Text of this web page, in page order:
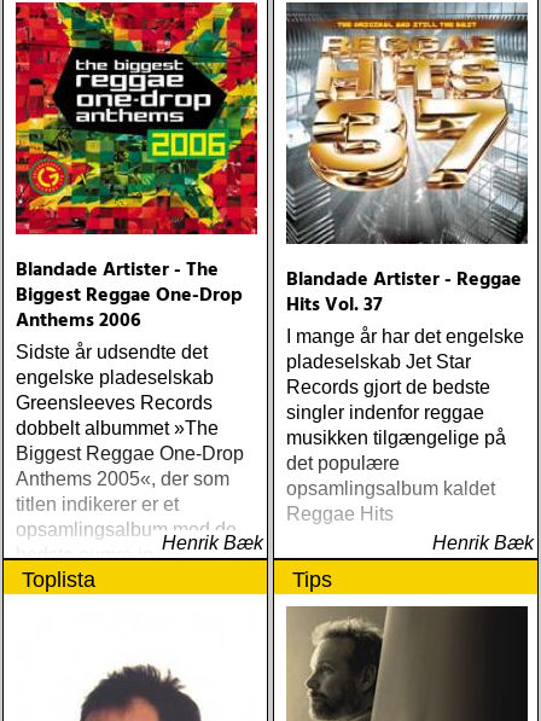
från en ung mans liv
Blandade Artister - The
Biggest Reggae One-Drop
Anthems 2006
Sidste år udsendte det
engelske pladeselskab
Greensleeves Records
dobbelt albummet »The
Biggest Reggae One-Drop
Anthems 2005«, der som
titlen indikerer er et
opsamlingsalbum med de
bedste numre indenfor den
populære reggaestil kaldet
Henrik Bæk
Blandade Artister - Reggae
Hits Vol. 37
I mange år har det engelske
pladeselskab Jet Star
Records gjort de bedste
singler indenfor reggae
musikken tilgængelige på
det populære
opsamlingsalbum kaldet
Reggae Hits
Henrik Bæk
Toplista Tips